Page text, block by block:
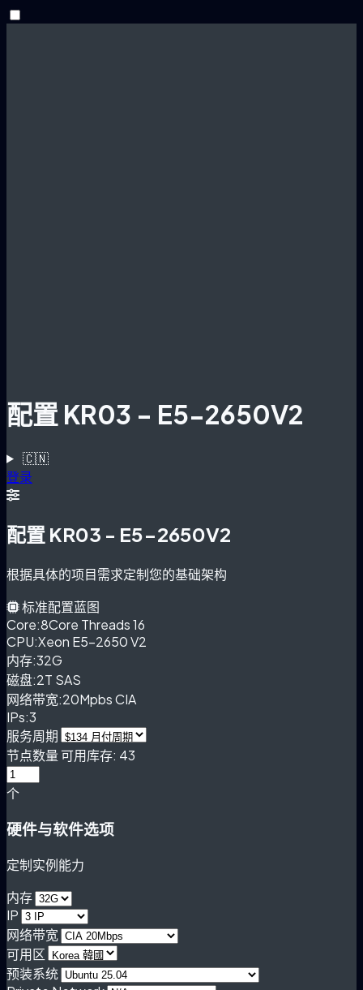
配置 KR03 - E5-2650V2
🇨🇳
登录
配置 KR03 - E5-2650V2
根据具体的项目需求定制您的基础架构
标准配置蓝图
Core:8Core Threads 16
CPU:Xeon E5-2650 V2
内存:32G
磁盘:2T SAS
网络带宽:20Mpbs CIA
IPs:3
服务周期
节点数量 可用库存: 43
个
硬件与软件选项
定制实例能力
内存
IP
网络带宽
可用区
预装系统